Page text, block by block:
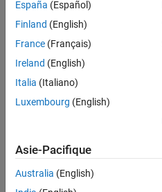
España (Español)
Finland (English)
France (Français)
Ireland (English)
Italia (Italiano)
Luxembourg (English)
Asie-Pacifique
Australia (English)